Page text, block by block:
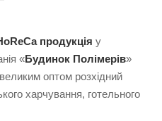
продукція у
«Будинок Полімерів»
оптом розхідний
харчування, готельного